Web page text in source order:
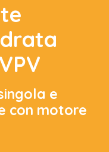
e
con motore